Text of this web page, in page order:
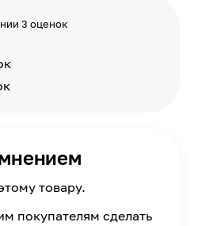
3 оценок
товару.
покупателям сделать